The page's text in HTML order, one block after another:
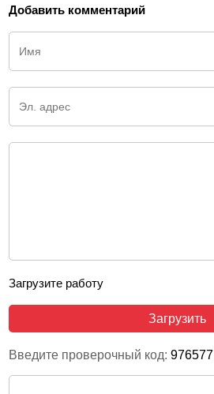
Добавить комментарий
Загрузите работу
Загрузить
Введите проверочный код:976577